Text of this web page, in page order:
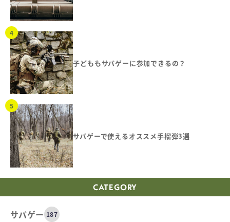
子どももサバゲーに参加できるの？
サバゲーで使えるオススメ手榴弾3選
CATEGORY
サバゲー 187